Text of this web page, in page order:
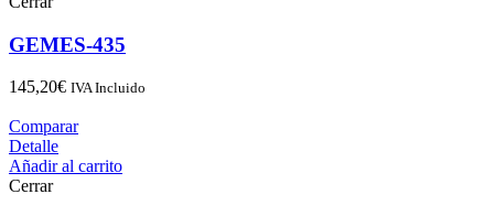
GEMES-435
145,20€ IVA Incluido
Comparar
Detalle
Añadir al carrito
Cerrar